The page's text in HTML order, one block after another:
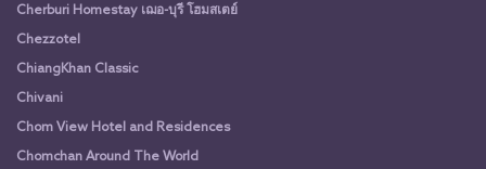
Cherburi Homestay เฌอ-บุรี โฮมสเตย์
Chezzotel
ChiangKhan Classic
Chivani
Chom View Hotel and Residences
Chomchan Around The World